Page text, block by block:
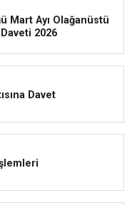
Mart Ayı Olağanüstü
2026
Davet